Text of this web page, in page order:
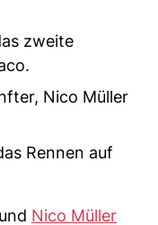
zweite
Nico Müller
Rennen auf
Nico Müller